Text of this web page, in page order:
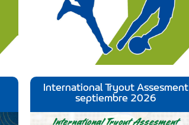
International Tryout Assesment
septiembre 2026